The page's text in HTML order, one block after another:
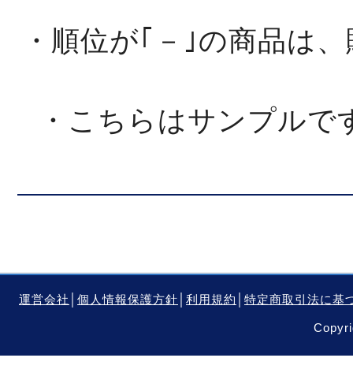
・順位が｢－｣の商品は
・こちらはサンプルで
運営会社 個人情報保護方針 利用規約 特定商取引法に基